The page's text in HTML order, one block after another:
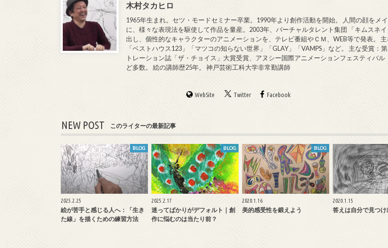
木村タカヒロ
1965年生まれ。セツ・モードセミナー卒業。1990年より創作活動を開始。 人間の顔をメ
に、様々な表現法を駆使して作品を量産。2003年、バーチャルタレント集団 「キムスネ
出し、個性的なキャラクターのアニメーションを、テレビ番組やＣＭ、WEB等で発表。 主
「ベストハウス123」「マツコの知らない世界」「GLAY」「VAMPS」など。 主な受賞：
トレーション誌「ザ・チョイス」大賞受賞、アヌシー国際アニメーションフェスティバル
ど多数。 絵の講師歴25年。 神戸芸術工科大学非常勤講師
WebSite Twitter Facebook
NEW POST このライターの最新記事
BLOG
2025.2.25
絵が苦手と感じる人へ：「生き
た線」を描くための練習方法
BLOG
2025.2.17
迷ってばかりがデフォルト｜創
作に悩むのは当たり前？
BLOG
2020.1.16
美的感受性を鍛えよう
2020.1.15
答えは自分で見つけ